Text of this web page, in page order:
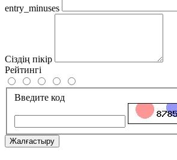
entry_minuses
Сіздің пікір
Рейтингі
Введите код
Жалғастыру